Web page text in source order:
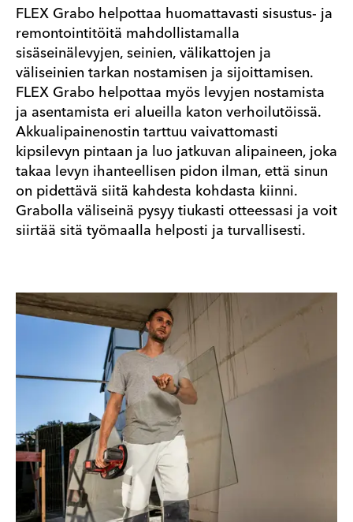
FLEX Grabo helpottaa huomattavasti sisustus- ja
remontointitöitä mahdollistamalla
sisäseinälevyjen, seinien, välikattojen ja
väliseinien tarkan nostamisen ja sijoittamisen.
FLEX Grabo helpottaa myös levyjen nostamista
ja asentamista eri alueilla katon verhoilutöissä.
Akkualipainenostin tarttuu vaivattomasti
kipsilevyn pintaan ja luo jatkuvan alipaineen, joka
takaa levyn ihanteellisen pidon ilman, että sinun
on pidettävä siitä kahdesta kohdasta kiinni.
Grabolla väliseinä pysyy tiukasti otteessasi ja voit
siirtää sitä työmaalla helposti ja turvallisesti.